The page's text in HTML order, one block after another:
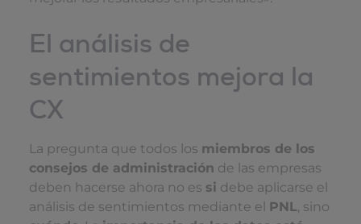
El análisis de
sentimientos mejora la
CX
La pregunta que todos los miembros de los
consejos de administración de las empresas
deben hacerse ahora no es si debe aplicarse el
análisis de sentimientos mediante el PNL, sino